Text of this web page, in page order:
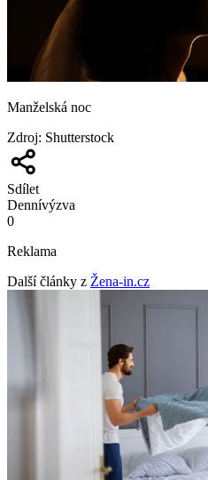
Manželská noc
Zdroj: Shutterstock
Sdílet
Dennívýzva
0
Reklama
Další články z Žena-in.cz